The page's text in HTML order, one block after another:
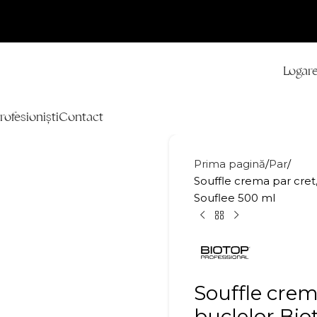
Contact
Prima pagină Par
Souffle crema par
Souflee 500 ml
Souffle